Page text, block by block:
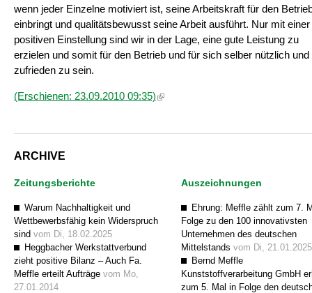
wenn jeder Einzelne motiviert ist, seine Arbeitskraft für den
einbringt und qualitätsbewusst seine Arbeit ausführt. Nur mit einer
positiven Einstellung sind wir in der Lage, eine gute Leistung zu
erzielen und somit für den Betrieb und für sich selber nützlich und
zufrieden zu sein.
(Erschienen: 23.09.2010 09:35) (Link ist extern)
ARCHIVE
Zeitungsberichte
Warum Nachhaltigkeit und
Wettbewerbsfähig kein Widerspruch
sind vom Di, 18.02.2025
Heggbacher Werkstattverbund
zieht positive Bilanz – Auch Fa.
Meffle erteilt Aufträge vom Mo,
27.01.2014
Auszeichnungen
Ehrung: Meffle zählt zum 7.
Folge zu den 100 innovativsten
Unternehmen des deutschen
Mittelstands vom Di, 21.01.2025
Bernd Meffle
Kunststoffverarbeitung GmbH
zum 5. Mal in Folge den